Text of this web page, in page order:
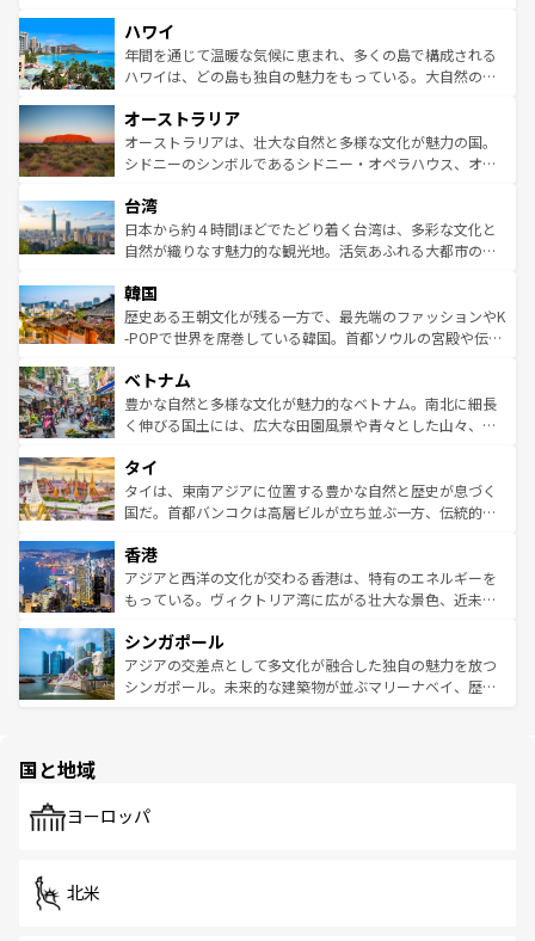
ば市内交通費無料で観光を楽しむこともできる。 なお、新
着のスイス情報はコンテンツ一覧 を参照してほしい。
のような巨大都市は、観光、ショッピング、エンターテイ
ンメントが詰まった刺激的なスポットだ。一方、アメリカ
西部には大自然が広がり、グランドキャニオンやイエロー
部のニューオーリンズでは、音楽と美食が融合した独特の
文化が魅力。旅行者はアメリカの各地域で異なる魅力を楽
しみながら、その多様性と豊かな歴史を感じることができ
ならではの贅沢な旅のスタイルだ。 なお、新着のアメリカ
情報はコンテンツ一覧を参照してほしい。
ハワイ
年間を通じて温暖な気候に恵まれ、多くの島で構成される
ハワイは、どの島も独自の魅力をもっている。大自然の神
ワイ島は見逃せない。また、定番の観光地といえばオアフ
島だが、静かな自然を求めるならマウイ島やカウアイ島が
おすすめ。エメラルドグリーンに輝く海をはじめ、豊かな
れるおもてなしの心で訪れる人々を迎えてくれるハワイの
人々、おいしいローカルフードやハワイアンミュージッ
ク、伝統的なフラダンスなど、すべてがハワイの魅力を彩
ワイを、存分に味わってほしい。 なお、新着のハワイ情報
はコンテンツ一覧を参照してほしい。
オーストラリア
オーストラリアは、壮大な自然と多様な文化が魅力の国。
シドニーのシンボルであるシドニー・オペラハウス、オー
リアリーフや大陸中央部にそびえるウルル（エアーズロッ
ク）、タスマニアの美しい原生林やケアンズの熱帯雨林な
ど、見どころがたくさん。また、カフェやワイン、オージ
いる。アクティビティも充実しており、サーフィンやダイ
ビング、ハイキングなど、アウトドア好きにはたまらな
い。オーストラリアの多彩な魅力を存分に味わいつくそ
参照してほしい。
台湾
日本から約４時間ほどでたどり着く台湾は、多彩な文化と
自然が織りなす魅力的な観光地。活気あふれる大都市の台
ン）、静ひつな山岳地帯である台湾東部など、都市の喧騒
と山間の静けさが共存しており、訪れる人に新しい発見と
驚きをもたらしてくれる。また、奥深い台湾の食文化も魅
容にもいいと評判のスイーツなど、バラエティ豊かな料理
が味わえる。 なお、新着の台湾情報は コンテンツ一覧を参
照してほしい。
韓国
歴史ある王朝文化が残る一方で、最先端のファッションやK
-POPで世界を席巻している韓国。首都ソウルの宮殿や伝統
き、地方に足を延ばせば四季折々の自然美を楽しむことが
できる。そして、キムチや焼肉、絶品のストリートフード
まで、さまざまな韓国料理が待っている。夜には、韓国な
リティに包まれながら、韓国の多彩な魅力を心ゆくまで味
わってみてほしい。 なお、新着の韓国情報はコンテンツ一
覧を参照してほしい。
ベトナム
豊かな自然と多様な文化が魅力的なベトナム。南北に細長
く伸びる国土には、広大な田園風景や青々とした山々、世
急速な発展と共に伝統が息づく。ハノイの古い町並みやホ
ーチミン市のフランス統治時代の建物も、独特の雰囲気を
醸し出している。また、バラエティの豊かさとおいしさで
とつ。フォーやバインミー、ベトナムコーヒーなどは、ぜ
ひ現地で味わいたい。どの地域を訪れてもあたたかい人々
が旅行者を迎えてくれるので、きっと忘れられない旅にな
参照してほしい。
タイ
タイは、東南アジアに位置する豊かな自然と歴史が息づく
国だ。首都バンコクは高層ビルが立ち並ぶ一方、伝統的な
の活気が交差している。北部ではチェンマイなどの山岳地
帯で自然と触れ合い、南部ではプーケットやクラビの美し
いビーチでリゾート気分を楽しむことができる。タイ料理
激する。気候は一年中温暖で、どの季節にも異なる楽しみ
が待っている。親しみやすいタイの人々、仏教を中心とし
た文化、そして多様な観光資源が、訪れる旅人を魅了し続
香港
アジアと西洋の文化が交わる香港は、特有のエネルギーを
もっている。ヴィクトリア湾に広がる壮大な景色、近未来
み、どこを訪れても感動するはず。観光スポットが密集し
ており、効率よく見どころを回れるのも魅力。息をのむよ
うな絶景から文化的な体験まで、香港を存分に楽しみ尽く
シンガポール
アジアの交差点として多文化が融合した独自の魅力を放つ
シンガポール。未来的な建築物が並ぶマリーナベイ、歴史
で、ホーカーズは地元の風情を楽しめる外せないスポット
国と地域
ヨーロッパ
北米